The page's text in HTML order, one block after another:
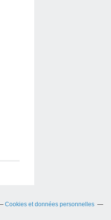
Cookies et données personnelles